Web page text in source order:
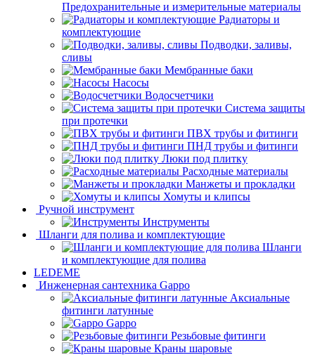
Предохранительные и измерительные материалы
Радиаторы и
комплектующие
Подводки, заливы,
сливы
Мембранные баки
Насосы
Водосчетчики
Система защиты
при протечки
ПВХ трубы и фитинги
ПНД трубы и фитинги
Люки под плитку
Расходные материалы
Манжеты и прокладки
Хомуты и клипсы
Ручной инструмент
Инструменты
Шланги для полива и комплектующие
Шланги
и комплектующие для полива
LEDEME
Инженерная сантехника Gappo
Аксиальные
фитинги латунные
Gappo
Резьбовые фитинги
Краны шаровые